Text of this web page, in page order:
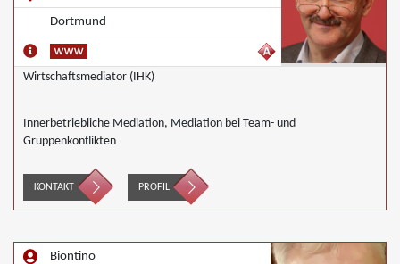
Dortmund
Wirtschaftsmediator (IHK)
Innerbetriebliche Mediation, Mediation bei Team- und
Gruppenkonflikten
KONTAKT PROFIL
Biontino